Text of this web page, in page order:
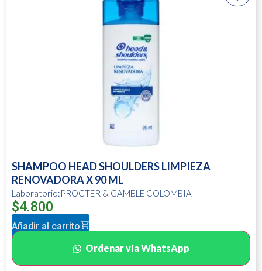
SHAMPOO HEAD SHOULDERS LIMPIEZA
RENOVADORA X 90 ML
Laboratorio:PROCTER & GAMBLE COLOMBIA
$4.800
Añadir al carrito
Ordenar vía WhatsApp